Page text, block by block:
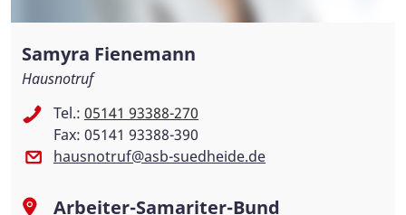
Samyra Fienemann
Hausnotruf
Tel.: 05141 93388-270
Fax: 05141 93388-390
hausnotruf@asb-suedheide.de
Arbeiter-Samariter-Bund